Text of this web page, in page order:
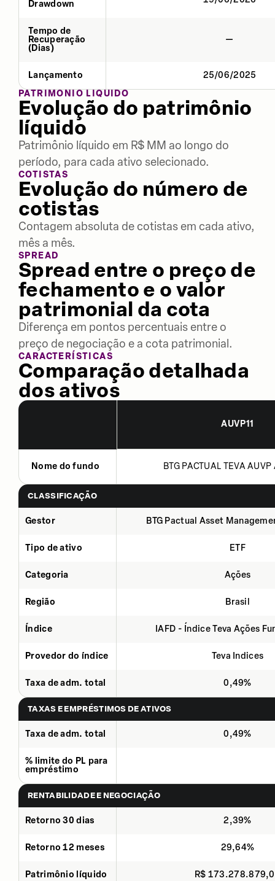
Drawdown
Tempo de
Recuperação
(Dias)
—
Lançamento
25/06/2025
PATRIMÔNIO LÍQUIDO
Evolução do patrimônio
líquido
Patrimônio líquido em R$ MM ao longo do
período, para cada ativo selecionado.
COTISTAS
Evolução do número de
cotistas
Contagem absoluta de cotistas em cada ativo,
mês a mês.
SPREAD
Spread entre o preço de
fechamento e o valor
patrimonial da cota
Diferença em pontos percentuais entre o
preço de negociação e a cota patrimonial.
CARACTERÍSTICAS
Comparação detalhada
dos ativos
AUVP11
Nome do fundo BTG PACTUAL TEVA
CLASSIFICAÇÃO
Gestor BTG Pactual Asset
Tipo de ativo ETF
Categoria Ações
Região Brasil
Índice IAFD - Índice Teva Ações
Provedor do índice Teva Indices
Taxa de adm. total 0,49%
TAXAS E EMPRÉSTIMOS DE ATIVOS
Taxa de adm. total 0,49%
% limite do PL para
empréstimo
RENTABILIDADE E NEGOCIAÇÃO
Retorno 30 dias 2,39%
Retorno 12 meses 29,64%
Patrimônio líquido R$